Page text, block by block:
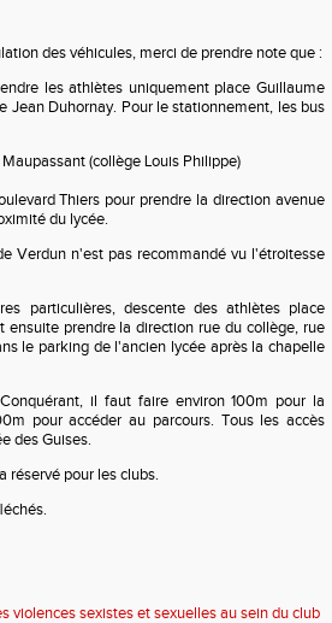
des véhicules, merci de prendre note que :
les athlètes uniquement place Guillaume
Jean Duhornay. Pour le stationnement, les bus
(collège Louis Philippe)
Thiers pour prendre la direction avenue
du lycée.
Verdun n'est pas recommandé vu l'étroitesse
particulières, descente des athlètes place
ensuite prendre la direction rue du collège, rue
le parking de l'ancien lycée après la chapelle
il faut faire environ 100m pour la
pour accéder au parcours. Tous les accès
des Guises.
réservé pour les clubs.
violences sexistes et sexuelles au sein du club